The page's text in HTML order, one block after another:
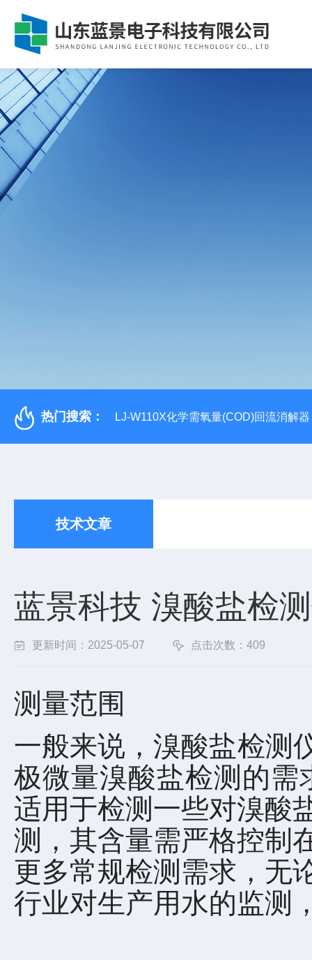
热门搜索： LJ-W110X化学需氧量(COD)回流消解器
技术文章
蓝景科技 溴酸盐检
更新时间：2025-05-07 点击次数：409
测量范围
一般来说，溴酸盐检测
极微量溴酸盐检测的需
适用于检测一些对溴酸
测，其含量需严格控制
更多常规检测需求，无
行业对生产用水的监测